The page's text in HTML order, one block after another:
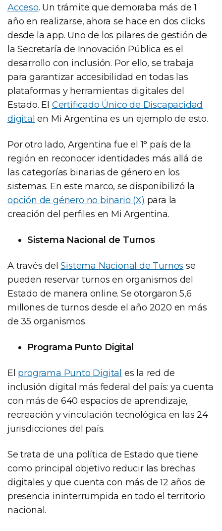
Acceso. Un trámite que demoraba más de 1
año en realizarse, ahora se hace en dos clicks
desde la app. Uno de los pilares de gestión de
la Secretaría de Innovación Pública es el
desarrollo con inclusión. Por ello, se trabaja
para garantizar accesibilidad en todas las
plataformas y herramientas digitales del
Estado. El Certificado Único de Discapacidad
digital en Mi Argentina es un ejemplo de esto.
Por otro lado, Argentina fue el 1° país de la
región en reconocer identidades más allá de
las categorías binarias de género en los
sistemas. En este marco, se disponibilizó la
opción de género no binario (X) para la
creación del perfiles en Mi Argentina.
Sistema Nacional de Turnos
A través delSistema Nacional de Turnos se
pueden reservar turnos en organismos del
Estado de manera online. Se otorgaron 5,6
millones de turnos desde el año 2020 en más
de 35 organismos.
Programa Punto Digital
El programa Punto Digital es la red de
inclusión digital más federal del país: ya cuenta
con más de 640 espacios de aprendizaje,
recreación y vinculación tecnológica en las 24
jurisdicciones del país.
Se trata de una política de Estado que tiene
como principal objetivo reducir las brechas
digitales y que cuenta con más de 12 años de
presencia ininterrumpida en todo el territorio
nacional.